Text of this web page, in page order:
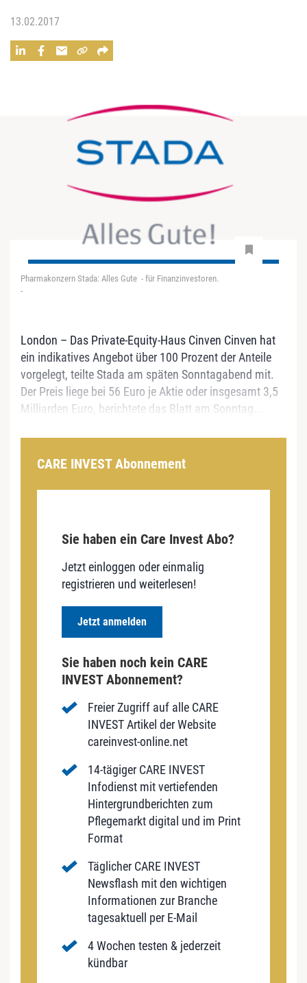
13.02.2017
Pharmakonzern Stada: Alles Gute - für Finanzinvestoren.
-
London – Das Private-Equity-Haus Cinven Cinven hat
ein indikatives Angebot über 100 Prozent der Anteile
vorgelegt, teilte Stada am späten Sonntagabend mit.
Der Preis liege bei 56 Euro je Aktie oder insgesamt 3,5
Milliarden Euro, berichtete das Blatt am Sonntag...
CARE INVEST Abonnement
Sie haben ein Care Invest Abo?
Jetzt einloggen oder einmalig
registrieren und weiterlesen!
Jetzt anmelden
Sie haben noch kein CARE
INVEST Abonnement?
Freier Zugriff auf alle CARE
INVEST Artikel der Website
careinvest-online.net
14-tägiger CARE INVEST
Infodienst mit vertiefenden
Hintergrundberichten zum
Pflegemarkt digital und im Print
Format
Täglicher CARE INVEST
Newsflash mit den wichtigen
Informationen zur Branche
tagesaktuell per E-Mail
4 Wochen testen & jederzeit
kündbar